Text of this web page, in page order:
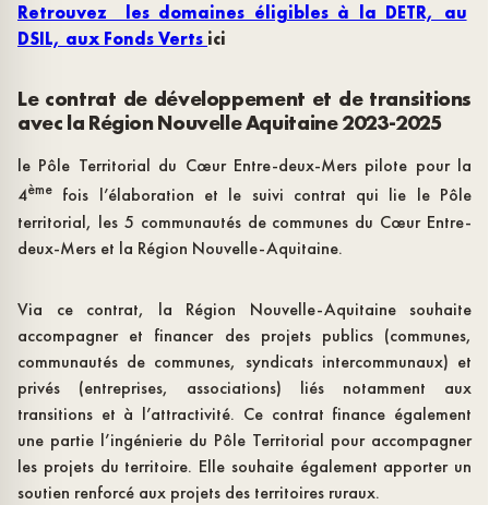
Retrouvez les domaines éligibles à la DETR, au
DSIL, aux Fonds Verts ici
Le contrat de développement et de transitions
avec la Région Nouvelle Aquitaine 2023-2025
le Pôle Territorial du Cœur Entre-deux-Mers pilote pour la
4ème fois l’élaboration et le suivi contrat qui lie le Pôle
territorial, les 5 communautés de communes du Cœur Entre-
deux-Mers et la Région Nouvelle-Aquitaine.
Via ce contrat, la Région Nouvelle-Aquitaine souhaite
accompagner et financer des projets publics (communes,
communautés de communes, syndicats intercommunaux) et
privés (entreprises, associations) liés notamment aux
transitions et à l’attractivité. Ce contrat finance également
une partie l’ingénierie du Pôle Territorial pour accompagner
les projets du territoire. Elle souhaite également apporter un
soutien renforcé aux projets des territoires ruraux.